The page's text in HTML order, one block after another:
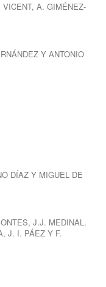
A. GIMÉNEZ-
Y ANTONIO
DÍAZ Y MIGUEL DE
J.J. MEDINAL.
J. I. PÁEZ Y F.